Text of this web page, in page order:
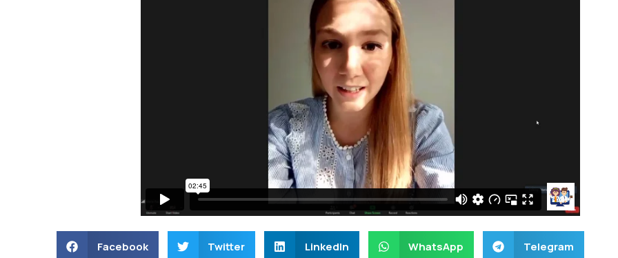
Facebook Twitter LinkedIn WhatsApp Telegram